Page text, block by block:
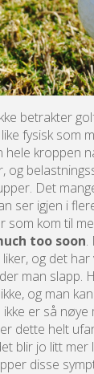
betrakter
fysisk som
hele kroppen
og
Det
ser igjen i
som kom til
too soon.
og det
man slapp.
og man
er så
dette helt
blir jo litt
disse